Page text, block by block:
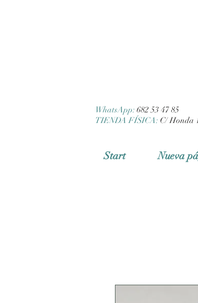
WhatsApp: 682 53 47 85
TIENDA FÍSICA: C/ Honda
Start Nueva